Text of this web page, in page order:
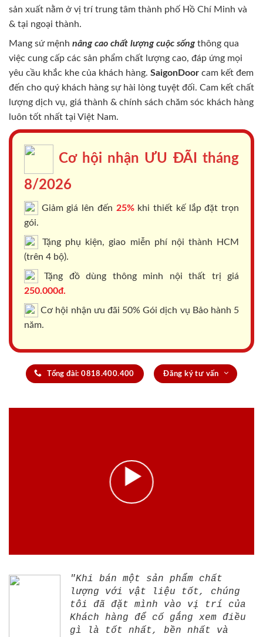
sản xuất nằm ở vị trí trung tâm thành phố Hồ Chí Minh và
& tại ngoại thành.
Mang sứ mệnh nâng cao chất lượng cuộc sốngthông qua
việc cung cấp các sản phẩm chất lượng cao, đáp ứng mọi
yêu cầu khắc khe của khách hàng. SaigonDoor cam kết đem
đến cho quý khách hàng sự hài lòng tuyệt đối. Cam kết chất
lượng dịch vụ, giá thành & chính sách chăm sóc khách hàng
luôn tốt nhất tại Việt Nam.
Cơ hội nhận ƯU ĐÃI tháng
8/2026
Giảm giá lên đến 25%khi thiết kế lắp đặt trọn
gói.
Tặng phụ kiện, giao miễn phí nội thành HCM
(trên 4 bộ).
Tặng đồ dùng thông minh nội thất trị giá
250.000đ.
Cơ hội nhận ưu đãi 50% Gói dịch vụ Bảo hành 5
năm.
Tổng đài: 0818.400.400 Đăng ký tư vấn
"Khi bán một sản phẩm chất
lượng với vật liệu tốt, chúng
tôi đã đặt mình vào vị trí của
Khách hàng để cố gắng xem điều
gì là tốt nhất, bền nhất và